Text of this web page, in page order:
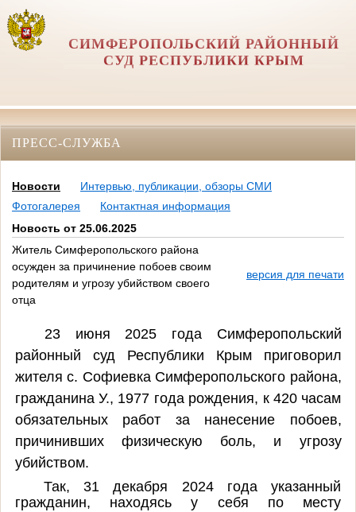
СИМФЕРОПОЛЬСКИЙ РАЙОННЫЙ
СУД РЕСПУБЛИКИ КРЫМ
ПРЕСС-СЛУЖБА
Новости
Интервью, публикации, обзоры СМИ
Фотогалерея
Контактная информация
Новость от 25.06.2025
Житель Симферопольского района
осужден за причинение побоев своим
родителям и угрозу убийством своего
отца
версия для печати
23 июня 2025 года Симферопольский
районный суд Республики Крым приговорил
жителя с. Софиевка Симферопольского района,
гражданина У., 1977 года рождения, к 420 часам
обязательных работ за нанесение побоев,
причинивших физическую боль, и угрозу
убийством.
Так, 31 декабря 2024 года указанный
гражданин, находясь у себя по месту